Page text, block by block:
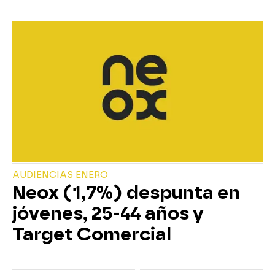
AUDIENCIAS ENERO
Neox (1,7%) despunta en
jóvenes, 25-44 años y
Target Comercial